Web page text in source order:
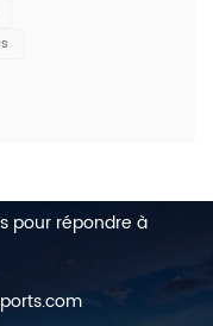
pour répondre à